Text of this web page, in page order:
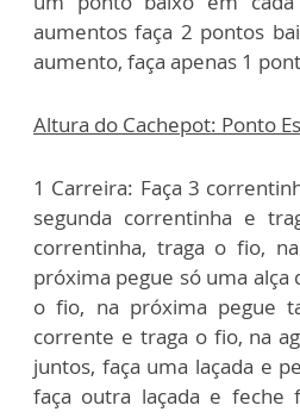
aumentos faça 2 pontos
aumento, faça apenas 1
Altura do Cachepot: Ponto
1 Carreira: Faça 3
segunda correntinha e
correntinha, traga o fio,
próxima pegue só uma alça
o fio, na próxima pegue
corrente e traga o fio, na
juntos, faça uma laçada e
faça outra laçada e feche